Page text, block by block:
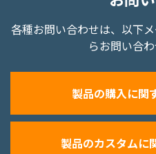
各種お問い合わせは、以下
らお問い合
製品の購入に関
製品のカスタムに